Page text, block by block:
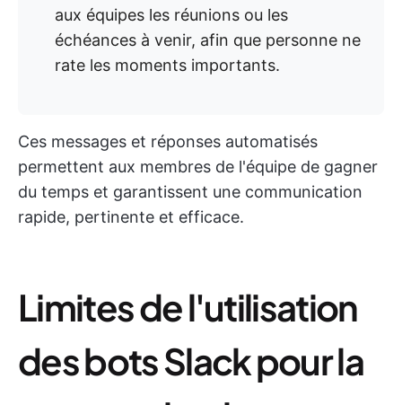
aux équipes les réunions ou les
échéances à venir, afin que personne ne
rate les moments importants.
Ces messages et réponses automatisés
permettent aux membres de l'équipe de gagner
du temps et garantissent une communication
rapide, pertinente et efficace.
Limites de l'utilisation
des bots Slack pour la